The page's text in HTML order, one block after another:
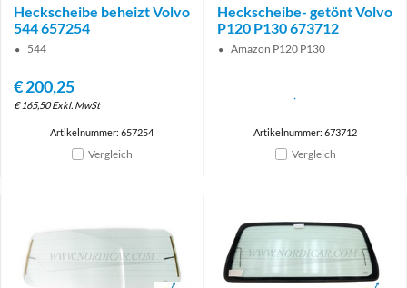
Heckscheibe beheizt Volvo
544 657254
544
€200,25
€165,50 Exkl. MwSt
Artikelnummer: 657254
Vergleich
Heckscheibe- getönt Volvo
P120 P130 673712
Amazon P120 P130
Artikelnummer: 673712
Vergleich